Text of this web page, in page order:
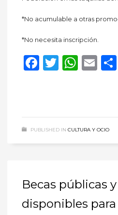
*No acumulable a otras
*No necesita inscripción.
Facebook
Twitter
PUBLISHED IN CULTURA Y OCIO
Becas públicas
disponibles